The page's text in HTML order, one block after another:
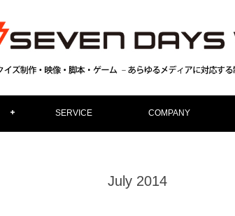
SERVICE COMPANY
July 2014